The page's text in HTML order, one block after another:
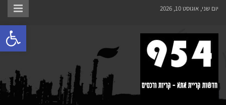
לתוכן
יום שני, אוגוסט 10, 2026